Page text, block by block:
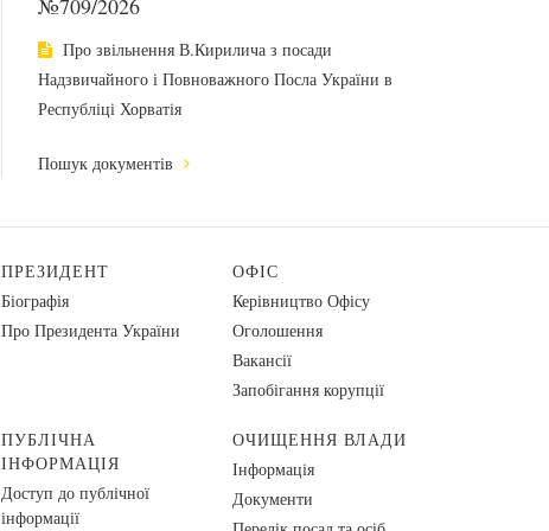
№709/2026
Про звільнення В.Кирилича з посади
Надзвичайного і Повноважного Посла України в
Республіці Хорватія
Пошук документів
ПРЕЗИДЕНТ
Біографія
Про Президента України
ОФІС
Керівництво Офісу
Оголошення
Вакансії
Запобігання корупції
ПУБЛІЧНА
ІНФОРМАЦІЯ
Доступ до публічної
інформації
ОЧИЩЕННЯ ВЛАДИ
Інформація
Документи